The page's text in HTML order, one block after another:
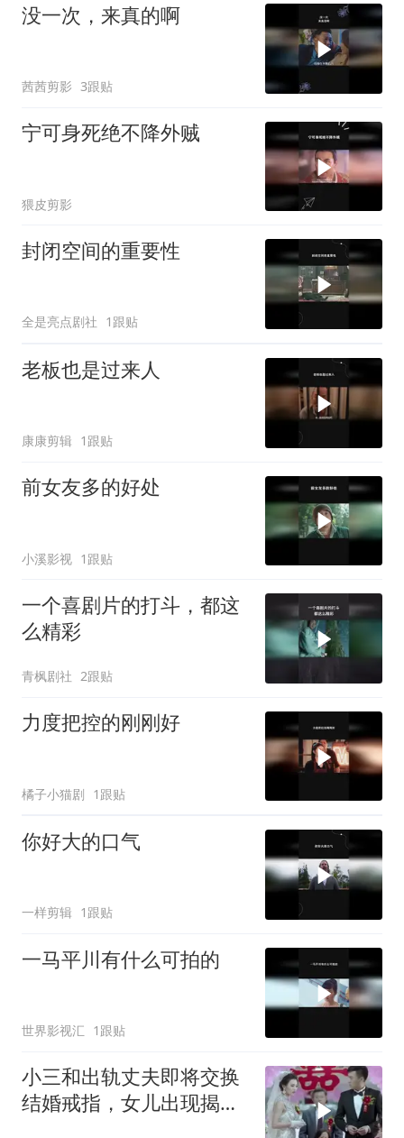
没一次，来真的啊
茜茜剪影 3跟贴
宁可身死绝不降外贼
猥皮剪影
封闭空间的重要性
全是亮点剧社 1跟贴
老板也是过来人
康康剪辑 1跟贴
前女友多的好处
小溪影视 1跟贴
一个喜剧片的打斗，都这
么精彩
青枫剧社 2跟贴
力度把控的刚刚好
橘子小猫剧 1跟贴
你好大的口气
一样剪辑 1跟贴
一马平川有什么可拍的
世界影视汇 1跟贴
小三和出轨丈夫即将交换
结婚戒指，女儿出现揭露